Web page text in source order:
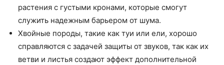
растения с густыми кронами, которые смогут
служить надежным барьером от шума.
Хвойные породы, такие как туи или ели, хорошо
справляются с задачей защиты от звуков, так как их
ветви и листья создают эффект дополнительной